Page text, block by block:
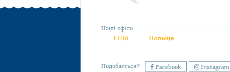
Наші офіси
США Польща
Подобається? Facebook Instagram